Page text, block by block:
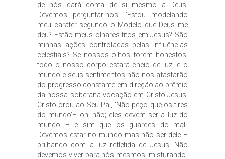
de nós dará conta de si mesmo a Deus.
Devemos perguntar-nos: ‘Estou modelando
meu caráter segundo o Modelo que Deus me
deu? Estão meus olhares fitos em Jesus? São
minhas ações controladas pelas influências
celestiais? Se nossos olhos forem honestos,
todo o nosso corpo estará cheio de luz, e o
mundo e seus sentimentos não nos afastarão
do progresso constante em direção ao prêmio
da nossa soberana vocação em Cristo Jesus.
Cristo orou ao Seu Pai, ‘Não peço que os tires
do mundo’– oh, não; eles devem ser a luz do
mundo – e sim que os guardes do mal.’
Devemos estar no mundo mas não ser dele –
brilhando com a luz refletida de Jesus. Não
devemos viver para nós mesmos, misturando-